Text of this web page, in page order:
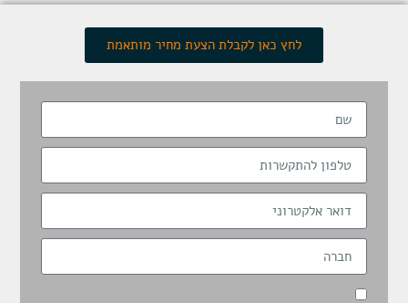
לחץ כאן לקבלת הצעת מחיר מותאמת